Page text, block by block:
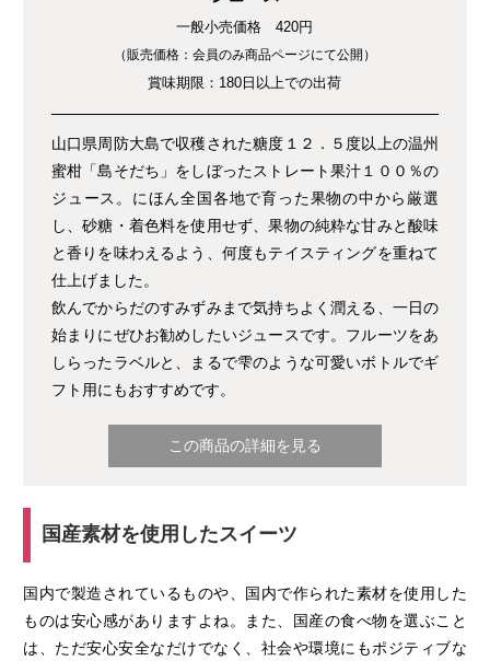
一般小売価格 420円
（販売価格：会員のみ商品ページにて公開）
賞味期限：180日以上での出荷
山口県周防大島で収穫された糖度１２．５度以上の温州
蜜柑「島そだち」をしぼったストレート果汁１００％の
ジュース。にほん全国各地で育った果物の中から厳選
し、砂糖・着色料を使用せず、果物の純粋な甘みと酸味
と香りを味わえるよう、何度もテイスティングを重ねて
仕上げました。
飲んでからだのすみずみまで気持ちよく潤える、一日の
始まりにぜひお勧めしたいジュースです。フルーツをあ
しらったラベルと、まるで雫のような可愛いボトルでギ
フト用にもおすすめです。
この商品の詳細を見る
国産素材を使用したスイーツ
国内で製造されているものや、国内で作られた素材を使用した
ものは安心感がありますよね。また、国産の食べ物を選ぶこと
は、ただ安心安全なだけでなく、社会や環境にもポジティブな